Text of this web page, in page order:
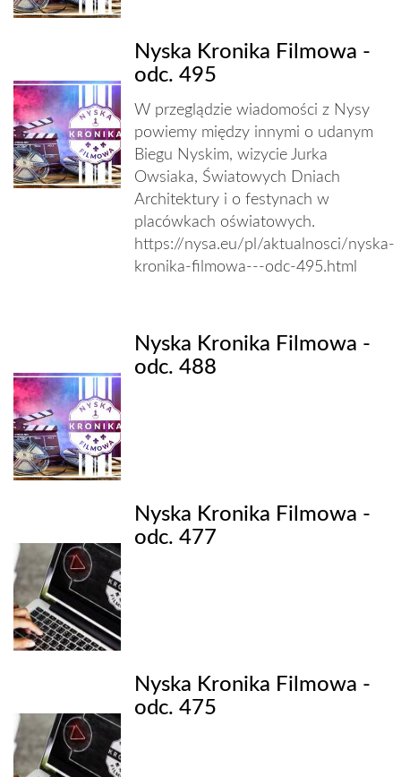
Nyska Kronika Filmowa -
odc. 495
W przeglądzie wiadomości z Nysy
powiemy między innymi o udanym
Biegu Nyskim, wizycie Jurka
Owsiaka, Światowych Dniach
Architektury i o festynach w
placówkach oświatowych.
https://nysa.eu/pl/aktualnosci/nyska-
kronika-filmowa---odc-495.html
Nyska Kronika Filmowa -
odc. 488
Nyska Kronika Filmowa -
odc. 477
Nyska Kronika Filmowa -
odc. 475